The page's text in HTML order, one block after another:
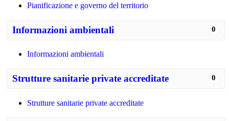
Pianificazione e governo del territorio
0
Informazioni ambientali
Informazioni ambientali
0
Strutture sanitarie private accreditate
Strutture sanitarie private accreditate